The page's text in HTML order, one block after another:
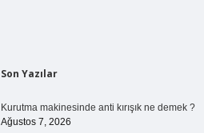
Sidebar
Son Yazılar
Kurutma makinesinde anti kırışık ne demek ?
Ağustos 7, 2026
ilbet girişhttps://betexpergiris.casino/